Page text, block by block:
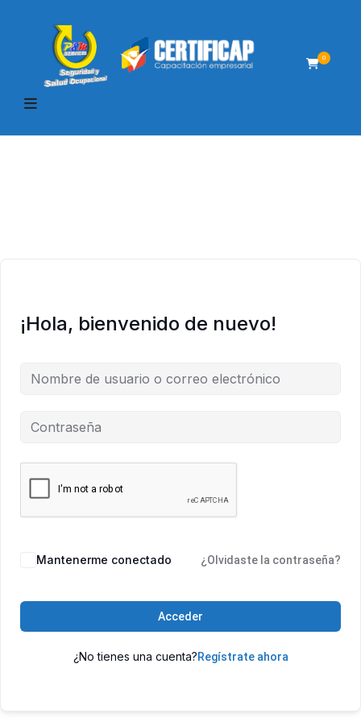
0
¡Hola, bienvenido de nuevo!
Mantenerme conectado ¿Olvidaste la contraseña?
Acceder
¿No tienes una cuenta?Regístrate ahora